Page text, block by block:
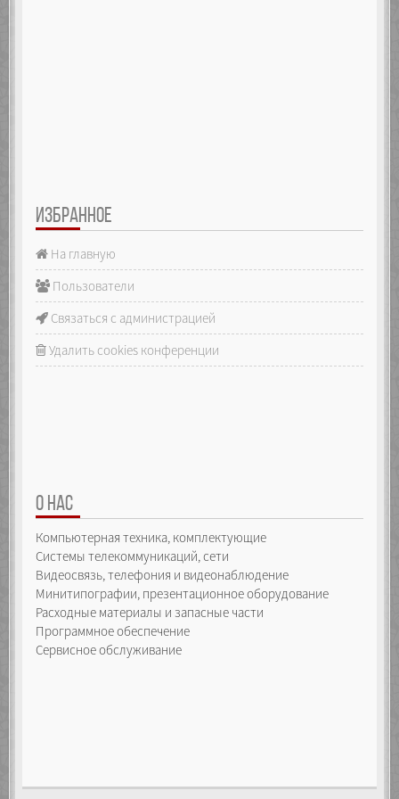
ИЗБРАННОЕ
На главную
Пользователи
Связаться с администрацией
Удалить cookies конференции
О НАС
Компьютерная техника, комплектующие
Системы телекоммуникаций, сети
Видеосвязь, телефония и видеонаблюдение
Минитипографии, презентационное оборудование
Расходные материалы и запасные части
Программное обеспечение
Сервисное обслуживание